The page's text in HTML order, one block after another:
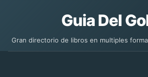
Guia Del
Gran directorio de libros en multiples